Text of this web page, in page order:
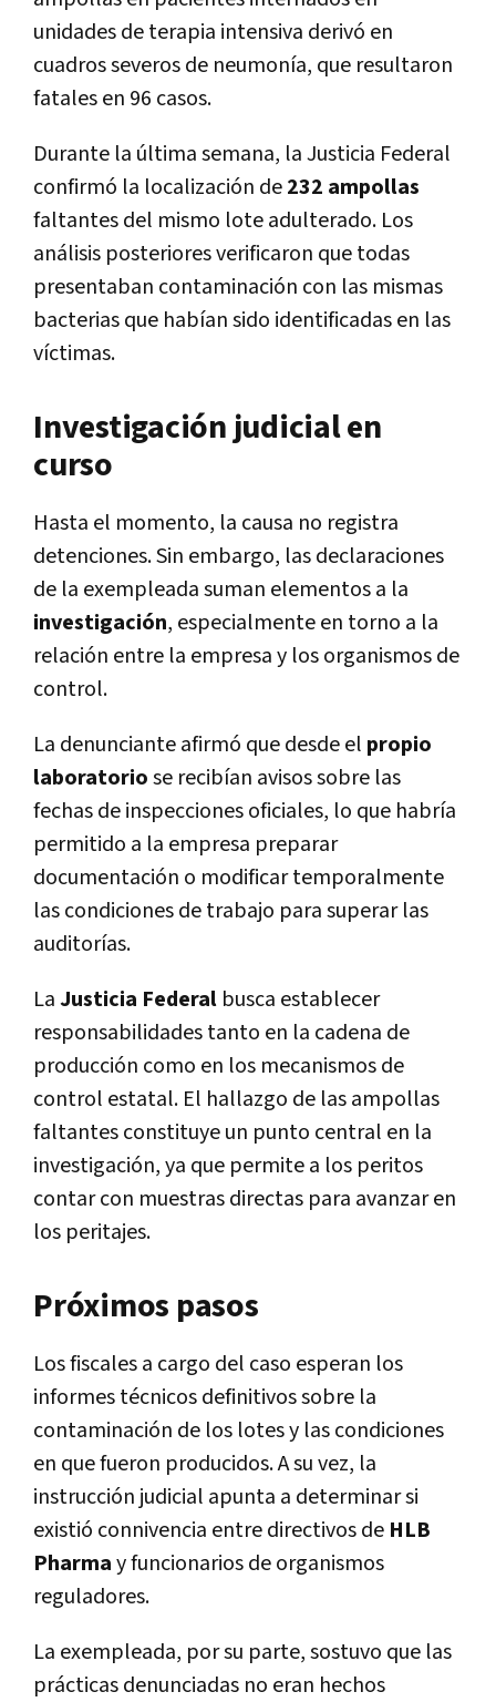
unidades de terapia intensiva derivó en
cuadros severos de neumonía, que resultaron
fatales en 96 casos.
Durante la última semana, la Justicia Federal
confirmó la localización de232 ampollas
faltantes del mismo lote adulterado. Los
análisis posteriores verificaron que todas
presentaban contaminación con las mismas
bacterias que habían sido identificadas en las
víctimas.
Investigación judicial en
curso
Hasta el momento, la causa no registra
detenciones. Sin embargo, las declaraciones
de la exempleada suman elementos a la
investigación, especialmente en torno a la
relación entre la empresa y los organismos de
control.
La denunciante afirmó que desde el propio
laboratoriose recibían avisos sobre las
fechas de inspecciones oficiales, lo que habría
permitido a la empresa preparar
documentación o modificar temporalmente
las condiciones de trabajo para superar las
auditorías.
LaJusticia Federal busca establecer
responsabilidades tanto en la cadena de
producción como en los mecanismos de
control estatal. El hallazgo de las ampollas
faltantes constituye un punto central en la
investigación, ya que permite a los peritos
contar con muestras directas para avanzar en
los peritajes.
Próximos pasos
Los fiscales a cargo del caso esperan los
informes técnicos definitivos sobre la
contaminación de los lotes y las condiciones
en que fueron producidos. A su vez, la
instrucción judicial apunta a determinar si
existió connivencia entre directivos de HLB
Pharmay funcionarios de organismos
reguladores.
La exempleada, por su parte, sostuvo que las
prácticas denunciadas no eran hechos